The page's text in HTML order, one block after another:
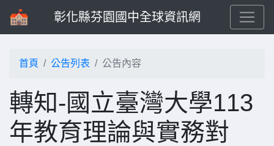
彰化縣芬園國中全球資訊網
首頁 公告列表 公告內容
轉知-國立臺灣大學113
年教育理論與實務對